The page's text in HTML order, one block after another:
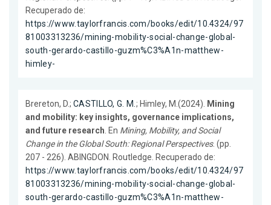
Recuperado de:
https://www.taylorfrancis.com/books/edit/10.4324/97
81003313236/mining-mobility-social-change-global-
south-gerardo-castillo-guzm%C3%A1n-matthew-
himley-
Brereton, D.; CASTILLO, G. M.; Himley, M.(2024). Mining
and mobility: key insights, governance implications,
and future research. En Mining, Mobility, and Social
Change in the Global South: Regional Perspectives. (pp.
207 - 226). ABINGDON. Routledge. Recuperado de:
https://www.taylorfrancis.com/books/edit/10.4324/97
81003313236/mining-mobility-social-change-global-
south-gerardo-castillo-guzm%C3%A1n-matthew-